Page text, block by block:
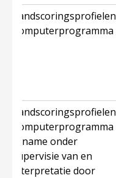
handscoringsprofielen
Computerprogramma
handscoringsprofielen
Computerprogramma
Afname onder
supervisie van en
interpretatie door